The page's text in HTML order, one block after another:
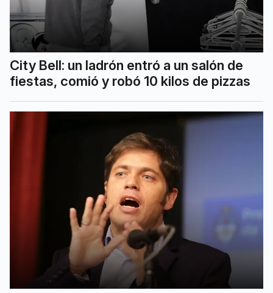
City Bell: un ladrón entró a un salón de
fiestas, comió y robó 10 kilos de pizzas